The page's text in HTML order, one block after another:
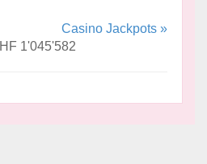
Casino Jackpots »
1'045'582